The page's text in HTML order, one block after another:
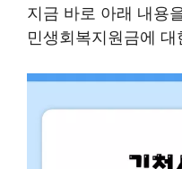
지금 바로 아래 내용
민생회복지원금에